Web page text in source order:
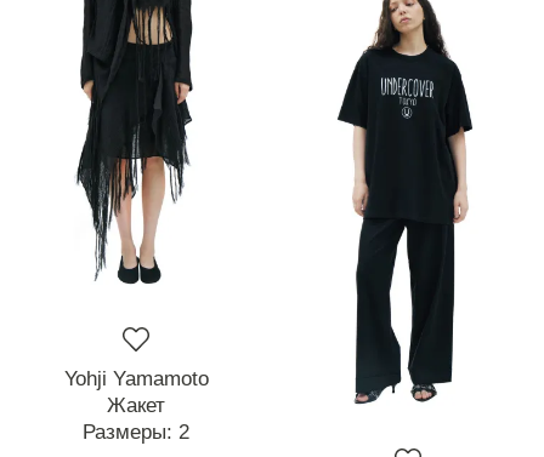
Yohji Yamamoto
Жакет
Размеры: 2